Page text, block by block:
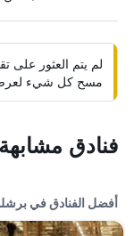
لم يتم العثور على
مسح كل شيء لعرض
فنادق
أفضل الفنادق في